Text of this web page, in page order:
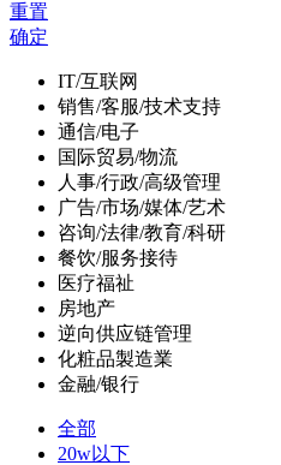
重置
确定
IT/互联网
销售/客服/技术支持
通信/电子
国际贸易/物流
人事/行政/高级管理
广告/市场/媒体/艺术
咨询/法律/教育/科研
餐饮/服务接待
医疗福祉
房地产
逆向供应链管理
化粧品製造業
金融/银行
全部
20w以下